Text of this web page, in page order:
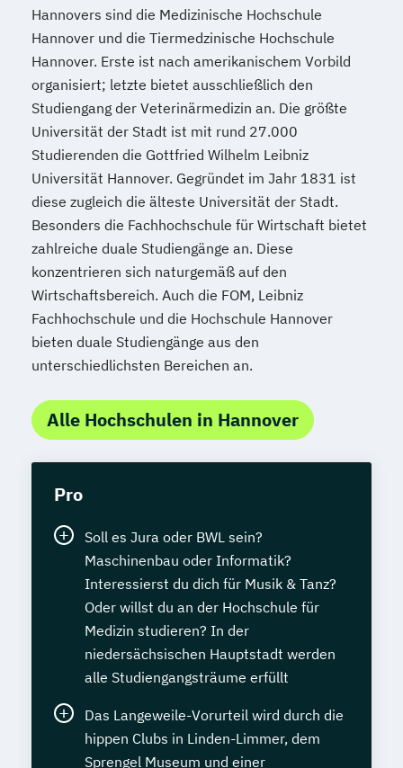
Hannovers sind die Medizinische Hochschule
Hannover und die Tiermedzinische Hochschule
Hannover. Erste ist nach amerikanischem Vorbild
organisiert; letzte bietet ausschließlich den
Studiengang der Veterinärmedizin an. Die größte
Universität der Stadt ist mit rund 27.000
Studierenden die Gottfried Wilhelm Leibniz
Universität Hannover. Gegründet im Jahr 1831 ist
diese zugleich die älteste Universität der Stadt.
Besonders die Fachhochschule für Wirtschaft bietet
zahlreiche duale Studiengänge an. Diese
konzentrieren sich naturgemäß auf den
Wirtschaftsbereich. Auch die FOM, Leibniz
Fachhochschule und die Hochschule Hannover
bieten duale Studiengänge aus den
unterschiedlichsten Bereichen an.
Alle Hochschulen in Hannover
Pro
Soll es Jura oder BWL sein?
Maschinenbau oder Informatik?
Interessierst du dich für Musik & Tanz?
Oder willst du an der Hochschule für
Medizin studieren? In der
niedersächsischen Hauptstadt werden
alle Studiengangsträume erfüllt
Das Langeweile-Vorurteil wird durch die
hippen Clubs in Linden-Limmer, dem
Sprengel Museum und einer